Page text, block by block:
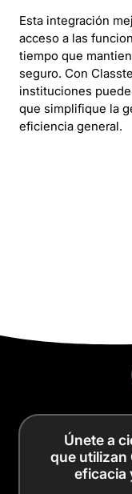
Esta integración
acceso a las
tiempo que
seguro. Con
instituciones
que simplifique la
eficiencia general.
Únete a
que utilizan
eficacia